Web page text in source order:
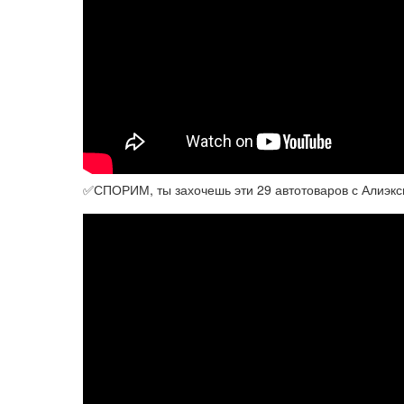
✅СПОРИМ, ты захочешь эти 29 автотоваров с